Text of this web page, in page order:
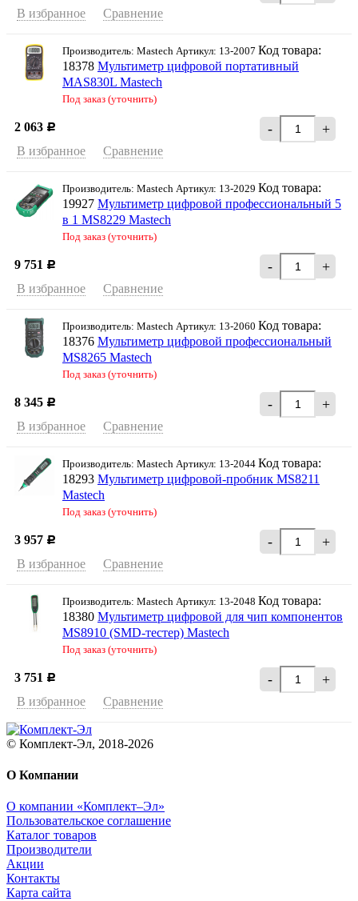
В избранное Сравнение
Производитель: Mastech Артикул: 13-2007 Код товара:
18378 Мультиметр цифровой портативный
MAS830L Mastech
Под заказ (уточнить)
2 063 Р - +
В избранное Сравнение
Производитель: Mastech Артикул: 13-2029 Код товара:
19927 Мультиметр цифровой профессиональный 5
в 1 MS8229 Mastech
Под заказ (уточнить)
9 751 Р - +
В избранное Сравнение
Производитель: Mastech Артикул: 13-2060 Код товара:
18376 Мультиметр цифровой профессиональный
MS8265 Mastech
Под заказ (уточнить)
8 345 Р - +
В избранное Сравнение
Производитель: Mastech Артикул: 13-2044 Код товара:
18293 Мультиметр цифровой-пробник MS8211
Mastech
Под заказ (уточнить)
3 957 Р - +
В избранное Сравнение
Производитель: Mastech Артикул: 13-2048 Код товара:
18380 Мультиметр цифровой для чип компонентов
MS8910 (SMD-тестер) Mastech
Под заказ (уточнить)
3 751 Р - +
В избранное Сравнение
© Комплект-Эл, 2018-2026
О Компании
О компании «Комплект–Эл»
Пользовательское соглашение
Каталог товаров
Производители
Акции
Контакты
Карта сайта